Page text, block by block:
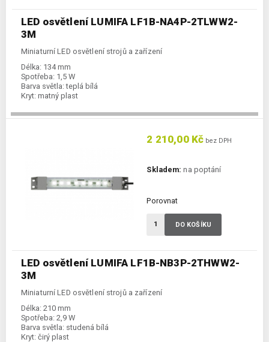
LED osvětlení LUMIFA LF1B-NA4P-2TLWW2-
3M
Miniaturní LED osvětlení strojů a zařízení
Délka: 134 mm
Spotřeba: 1,5 W
Barva světla: teplá bílá
Kryt: matný plast
LED osvětlení LUMIFA LF1B-NB3P-2THWW2-
3M
Miniaturní LED osvětlení strojů a zařízení
Délka: 210 mm
Spotřeba: 2,9 W
Barva světla: studená bílá
Kryt: čirý plast
2 210,00 Kč bez DPH
Skladem: na poptání
Porovnat
DO KOŠÍKU